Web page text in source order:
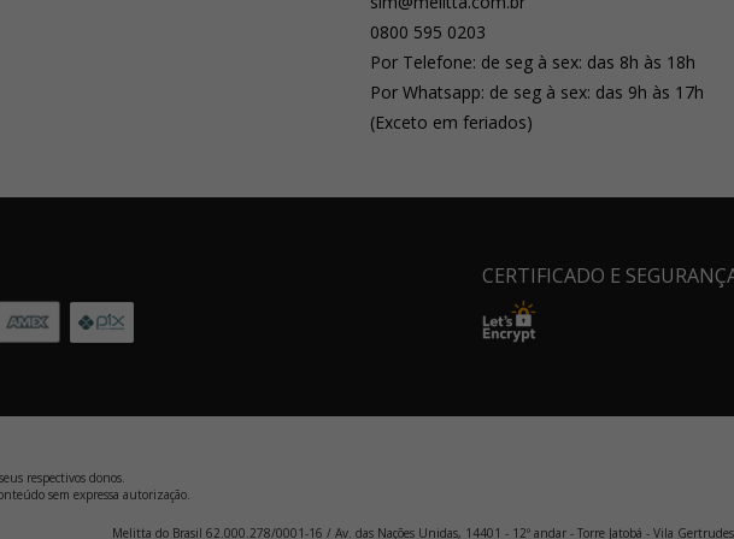
0800 595 0203
Por Telefone: de seg à sex: das 8h às 18h
Por Whatsapp: de seg à sex: das 9h às 17h
(Exceto em feriados)
CERTIFICADO E
respectivos donos.
sem expressa autorização.
Melitta do Brasil 62.000.278/0001-16 / Av. das Nações Unidas, 14401 - 12º andar - Torre Jatobá - Vila Gertrudes